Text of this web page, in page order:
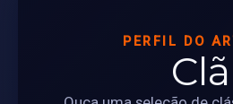
PERFIL DO
Clã